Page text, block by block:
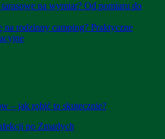
na wymiar? Od pomiaru do
na rodzinny camping? Praktyczne
– jak robić to skutecznie?
po Zmarłych